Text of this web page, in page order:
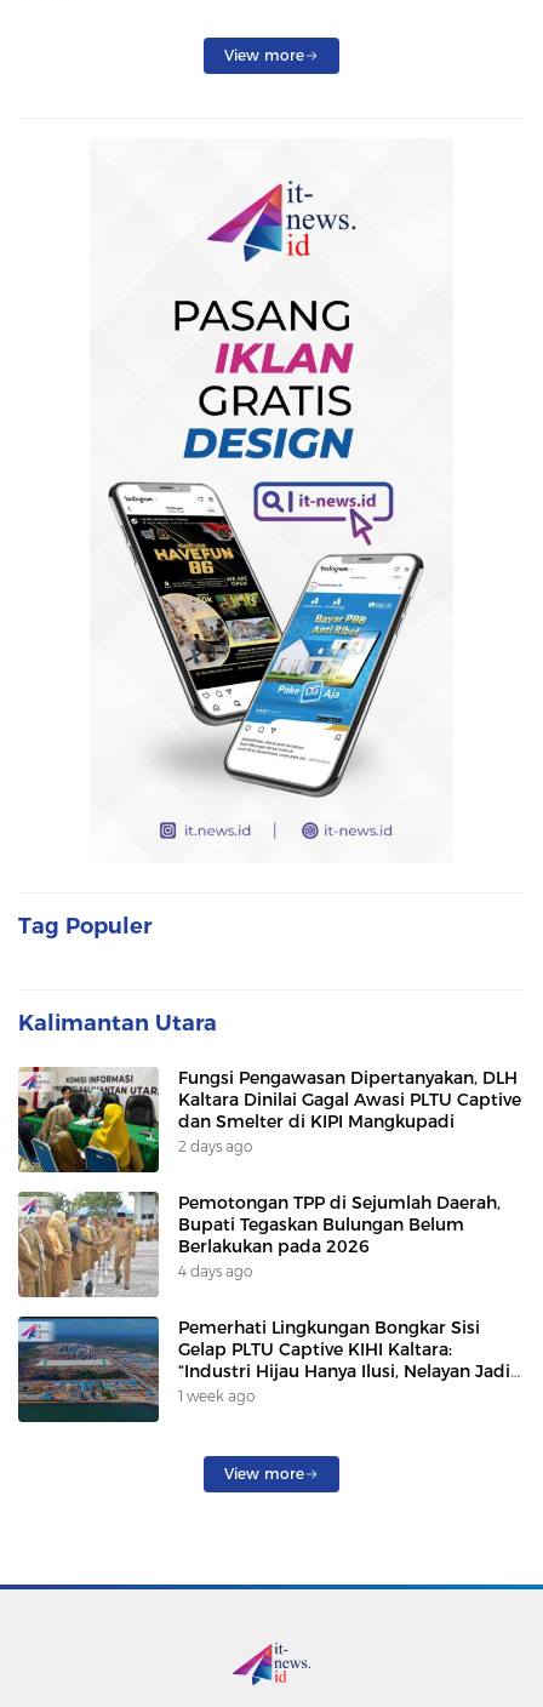
View more
Tag Populer
Kalimantan Utara
Fungsi Pengawasan Dipertanyakan, DLH
Kaltara Dinilai Gagal Awasi PLTU Captive
dan Smelter di KIPI Mangkupadi
2 days ago
Pemotongan TPP di Sejumlah Daerah,
Bupati Tegaskan Bulungan Belum
Berlakukan pada 2026
4 days ago
Pemerhati Lingkungan Bongkar Sisi
Gelap PLTU Captive KIHI Kaltara:
“Industri Hijau Hanya Ilusi, Nelayan Jadi
Korban”
1 week ago
View more